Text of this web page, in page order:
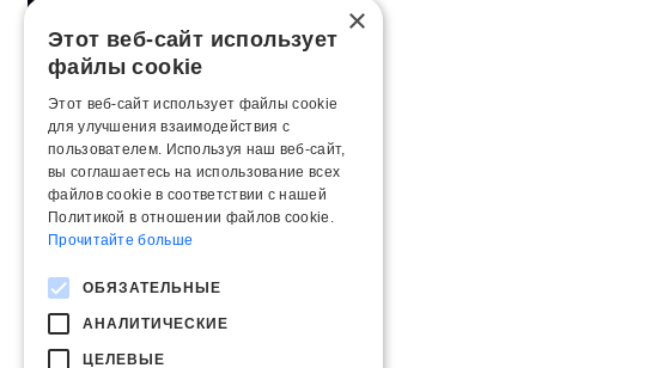
×
Этот веб-сайт использует
файлы cookie
Этот веб-сайт использует файлы cookie
для улучшения взаимодействия с
пользователем. Используя наш веб-сайт,
вы соглашаетесь на использование всех
файлов cookie в соответствии с нашей
Политикой в ​​отношении файлов cookie.
Прочитайте больше
ОБЯЗАТЕЛЬНЫЕ
АНАЛИТИЧЕСКИЕ
ЦЕЛЕВЫЕ